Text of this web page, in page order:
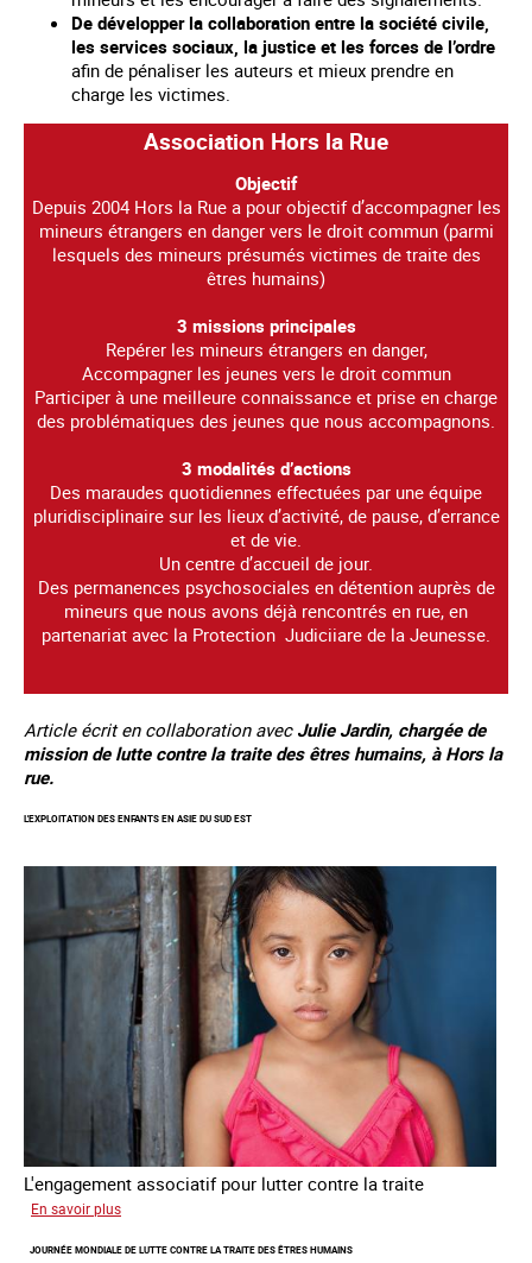
De développer la collaboration entre la société civile,
les services sociaux, la justice et les forces de l’ordre
afin de pénaliser les auteurs et mieux prendre en
charge les victimes.
Association Hors la Rue
Objectif
Depuis 2004 Hors la Rue a pour objectif d’accompagner les
mineurs étrangers en danger vers le droit commun (parmi
lesquels des mineurs présumés victimes de traite des
êtres humains)
3 missions principales
Repérer les mineurs étrangers en danger,
Accompagner les jeunes vers le droit commun
Participer à une meilleure connaissance et prise en charge
des problématiques des jeunes que nous accompagnons.
3 modalités d’actions
Des maraudes quotidiennes effectuées par une équipe
pluridisciplinaire sur les lieux d’activité, de pause, d’errance
et de vie.
Un centre d’accueil de jour.
Des permanences psychosociales en détention auprès de
mineurs que nous avons déjà rencontrés en rue, en
partenariat avec la Protection Judiciiare de la Jeunesse.
Article écrit en collaboration avec Julie Jardin, chargée de
mission de lutte contre la traite des êtres humains, à Hors la
rue.
L'EXPLOITATION DES ENFANTS EN ASIE DU SUD EST
L'engagement associatif pour lutter contre la traite
En savoir plus
des
JOURNÉE MONDIALE DE LUTTE CONTRE LA TRAITE DES ÊTRES HUMAINS